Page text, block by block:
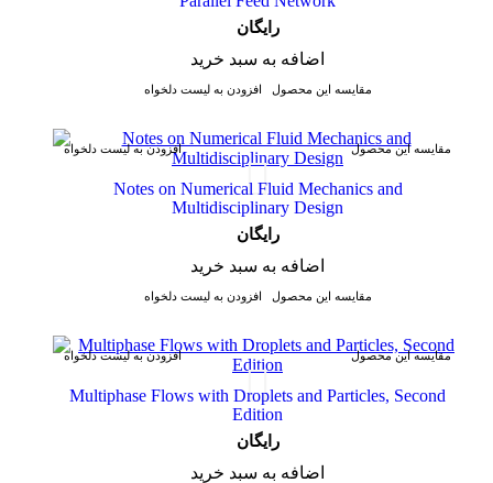
رایگان
اضافه به سبد خرید
افزودن به لیست دلخواه مقایسه این محصول
افزودن به لیست دلخواه مقایسه این محصول
Notes on Numerical Fluid Mechanics and
Multidisciplinary Design
رایگان
اضافه به سبد خرید
افزودن به لیست دلخواه مقایسه این محصول
افزودن به لیست دلخواه مقایسه این محصول
Multiphase Flows with Droplets and Particles, Second
Edition
رایگان
اضافه به سبد خرید